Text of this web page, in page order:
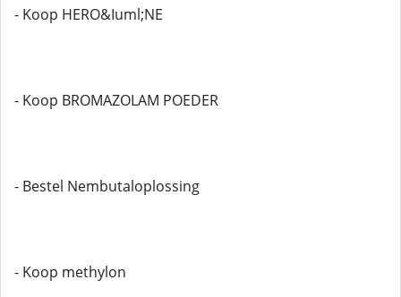
- Koop HERO&Iuml;NE
- Koop BROMAZOLAM POEDER
- Bestel Nembutaloplossing
- Koop methylon